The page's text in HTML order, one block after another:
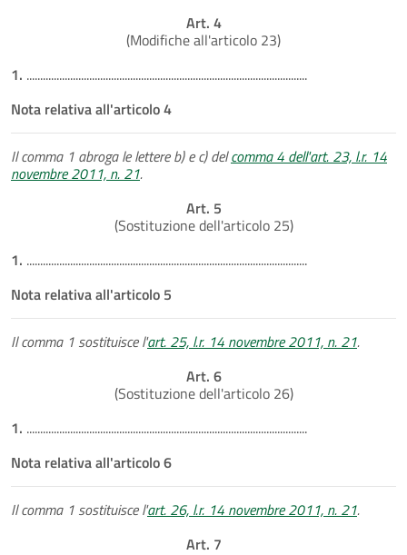
Art. 4
(Modifiche all'articolo 23)
1. .......................................................................................................
Nota relativa all'articolo 4
Il comma 1 abroga le lettere b) e c) delcomma 4 dell'art. 23, l.r. 14
novembre 2011, n. 21.
Art. 5
(Sostituzione dell'articolo 25)
1. .......................................................................................................
Nota relativa all'articolo 5
Il comma 1 sostituisce l'art. 25, l.r. 14 novembre 2011, n. 21.
Art. 6
(Sostituzione dell'articolo 26)
1. .......................................................................................................
Nota relativa all'articolo 6
Il comma 1 sostituisce l'art. 26, l.r. 14 novembre 2011, n. 21.
Art. 7